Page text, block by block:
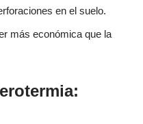
en el suelo.
más económica que la